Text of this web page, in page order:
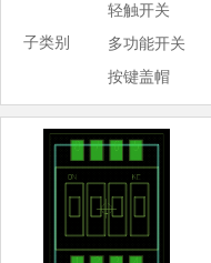
子类别
轻触开关
多功能开关
按键盖帽